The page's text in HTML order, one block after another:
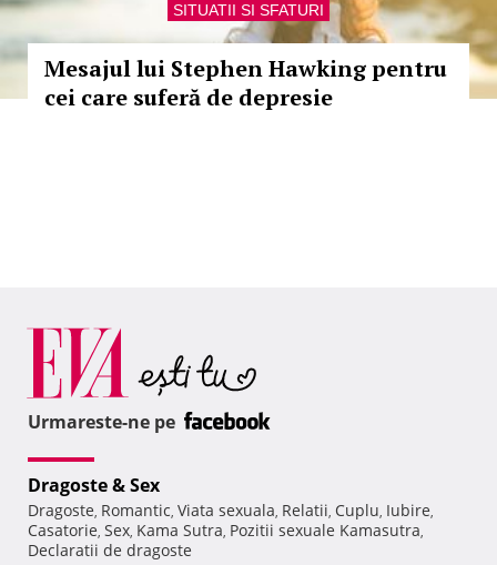
SITUATII SI SFATURI
Mesajul lui Stephen Hawking pentru
cei care suferă de depresie
Urmareste-ne pe
Dragoste & Sex
Dragoste, Romantic, Viata sexuala, Relatii, Cuplu, Iubire,
Casatorie, Sex, Kama Sutra, Pozitii sexuale Kamasutra,
Declaratii de dragoste